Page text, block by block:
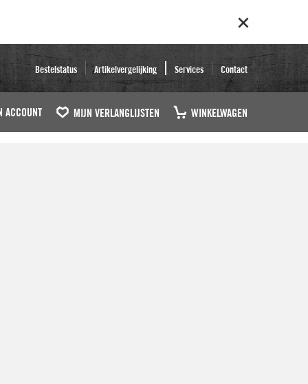
Bestelstatus Artikelvergelijking Services Contact
ACCOUNT MIJN VERLANGLIJSTEN WINKELWAGEN